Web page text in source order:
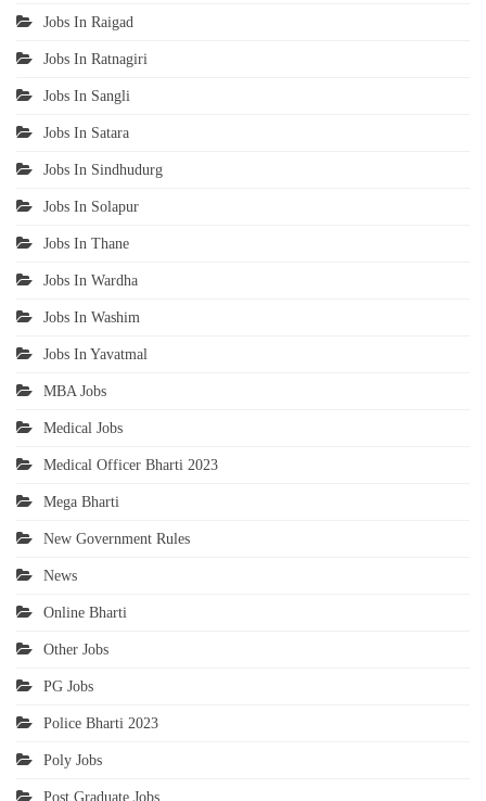
Jobs In Raigad
Jobs In Ratnagiri
Jobs In Sangli
Jobs In Satara
Jobs In Sindhudurg
Jobs In Solapur
Jobs In Thane
Jobs In Wardha
Jobs In Washim
Jobs In Yavatmal
MBA Jobs
Medical Jobs
Medical Officer Bharti 2023
Mega Bharti
New Government Rules
News
Online Bharti
Other Jobs
PG Jobs
Police Bharti 2023
Poly Jobs
Post Graduate Jobs